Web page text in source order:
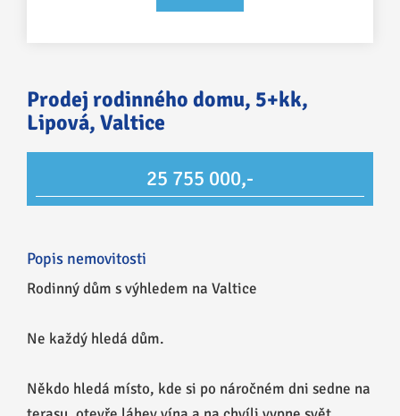
Prodej rodinného domu, 5+kk,
Lipová, Valtice
25 755 000,-
Popis nemovitosti
Rodinný dům s výhledem na Valtice
Ne každý hledá dům.
Někdo hledá místo, kde si po náročném dni sedne na